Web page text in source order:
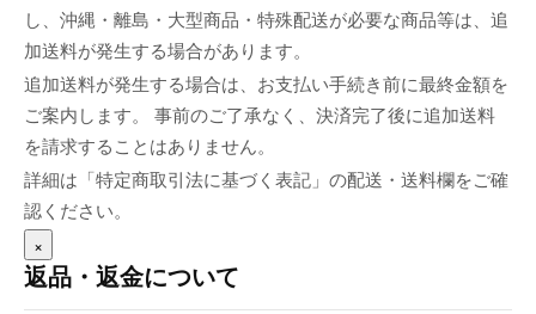
し、沖縄・離島・大型商品・特殊配送が必要な商品等は、追
加送料が発生する場合があります。
追加送料が発生する場合は、お支払い手続き前に最終金額を
ご案内します。 事前のご了承なく、決済完了後に追加送料
を請求することはありません。
詳細は「特定商取引法に基づく表記」の配送・送料欄をご確
認ください。
×
返品・返金について